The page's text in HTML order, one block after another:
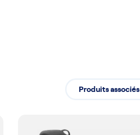
Produits associés